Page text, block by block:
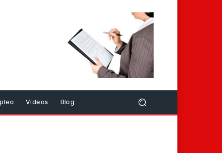
Vídeos Blog